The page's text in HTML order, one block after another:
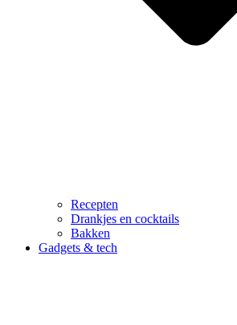
Recepten
Drankjes en cocktails
Bakken
Gadgets & tech